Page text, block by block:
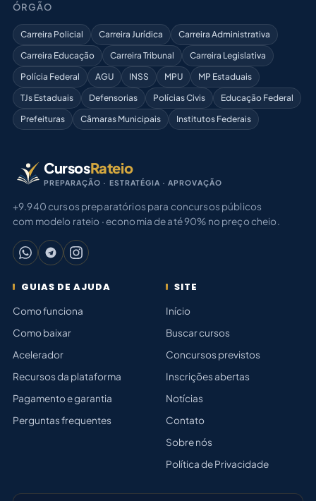
ÓRGÃO
Carreira Policial Carreira Jurídica
Carreira Administrativa
Carreira Educação
Carreira Tribunal
Carreira Legislativa
Polícia Federal
AGU INSS MPU
MP Estaduais
TJs Estaduais
Defensorias Polícias Civis
Educação Federal
Prefeituras
Câmaras Municipais Institutos Federais
CursosRateio
PREPARAÇÃO · ESTRATÉGIA · APROVAÇÃO
+9.940 cursos preparatórios para concursos públicos
com modelo rateio · economia de até 90% no preço cheio.
GUIAS DE AJUDA
Como funciona
Como baixar
Acelerador
Recursos da plataforma
Pagamento e garantia
Perguntas frequentes
SITE
Início
Buscar cursos
Concursos previstos
Inscrições abertas
Notícias
Contato
Sobre nós
Política de Privacidade